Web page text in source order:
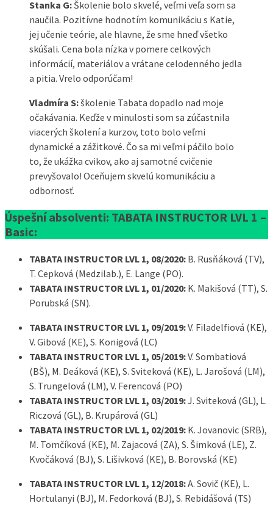
Stanka G: Školenie bolo skvelé, veľmi veľa som sa
naučila. Pozitívne hodnotím komunikáciu s Katie,
jej učenie teórie, ale hlavne, že sme hneď všetko
skúšali. Cena bola nízka v pomere celkových
informácií, materiálov a vrátane celodenného jedla
a pitia. Vrelo odporúčam!
Vladmíra S:školenie Tabata dopadlo nad moje
očakávania. Keďže v minulosti som sa zúčastnila
viacerých školení a kurzov, toto bolo veľmi
dynamické a zážitkové. Čo sa mi veľmi páčilo bolo
to, že ukážka cvikov, ako aj samotné cvičenie
prevyšovalo! Oceňujem skvelú komunikáciu a
odbornosť.
Úspešní absolventi: TABATA INSTRUCTOR LVL 1 –
Basic:
TABATA INSTRUCTOR LVL 1, 08/2020: B. Rusňáková (TV),
T. Cepková (Medzilab.), E. Lange (PO).
TABATA INSTRUCTOR LVL 1, 01/2020: K. Makišová (TT), S.
Porubská (SN).
TABATA INSTRUCTOR LVL 1, 09/2019:V. Filadelfiová (KE),
V. Gibová (KE), S. Konigová (LC)
TABATA INSTRUCTOR LVL 1, 05/2019:V. Sombatiová
(BŠ), M. Deáková (KE), S. Sviteková (KE), L. Jarošová (LM),
S. Trungelová (LM), V. Ferencová (PO)
TABATA INSTRUCTOR LVL 1, 03/2019:J. Sviteková (GL), L.
Riczová (GL), B. Krupárová (GL)
TABATA INSTRUCTOR LVL 1, 02/2019: K. Jovanovic (SRB),
M. Tomčíková (KE), M. Zajacová (ZA), S. Šimková (LE), Z.
Kvočáková (BJ), S. Lišivková (KE), B. Borovská (KE)
TABATA INSTRUCTOR LVL 1, 12/2018:A. Sovič (KE), L.
Hortulanyi (BJ), M. Fedorková (BJ), S. Rebidášová (TS)